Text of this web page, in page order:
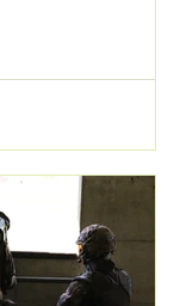
visita hanno inoltre
cena è facoltativa e
Alumni
presentazione